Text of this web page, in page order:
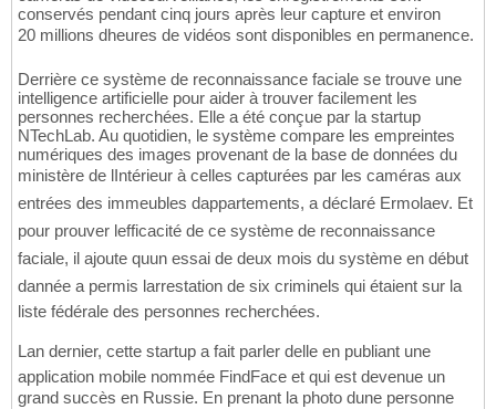
conservés pendant cinq jours après leur capture et environ
20 millions dheures de vidéos sont disponibles en permanence.
Derrière ce système de reconnaissance faciale se trouve une
intelligence artificielle pour aider à trouver facilement les
personnes recherchées. Elle a été conçue par la startup
NTechLab. Au quotidien, le système compare les empreintes
numériques des images provenant de la base de données du
ministère de lIntérieur à celles capturées par les caméras aux
entrées des immeubles dappartements, a déclaré Ermolaev. Et
pour prouver lefficacité de ce système de reconnaissance
faciale, il ajoute quun essai de deux mois du système en début
dannée a permis larrestation de six criminels qui étaient sur la
liste fédérale des personnes recherchées.
Lan dernier, cette startup a fait parler delle en publiant une
application mobile nommée FindFace et qui est devenue un
grand succès en Russie. En prenant la photo dune personne